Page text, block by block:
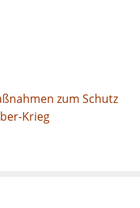
zum Schutz
Krieg